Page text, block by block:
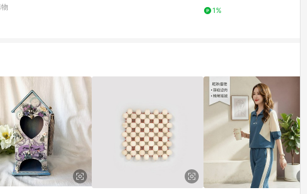
用玻璃花盆可養銅錢草南
1%